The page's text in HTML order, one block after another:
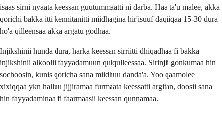
isaas sirni nyaata keessan guutummaatti ni darba. Haa ta'u malee, akka
qorichi bakka itti kennitanitti miidhagina hir'isuuf daqiiqaa 15-30 dura
ho'a qilleensaa akka argatu godhaa.
Injikshinii hunda dura, harka keessan sirriitti dhiqadhaa fi bakka
injikshinii alkoolii fayyadamuun qulqulleessaa. Sirinjii gonkumaa hin
sochoosin, kunis qoricha sana miidhuu danda'a. Yoo qaamolee
xixiqqaa ykn halluu jijjiramaa furmaata keessatti argitan, doosii sana
hin fayyadaminaa fi faarmaasii keessan qunnamaa.